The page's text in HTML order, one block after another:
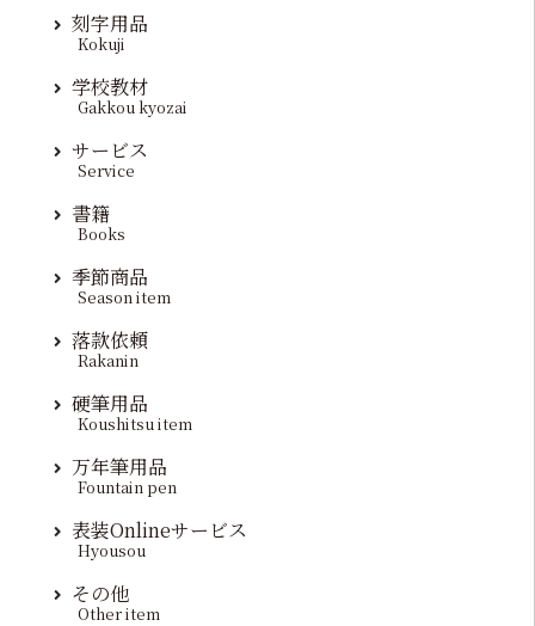
刻字用品
Kokuji
学校教材
Gakkou kyozai
サービス
Service
書籍
Books
季節商品
Season item
落款依頼
Rakanin
硬筆用品
Koushitsu item
万年筆用品
Fountain pen
表装Onlineサービス
Hyousou
その他
Other item